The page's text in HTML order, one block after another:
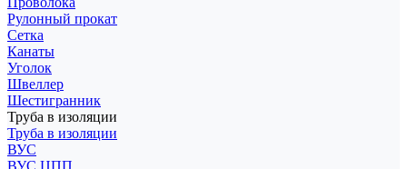
Рулонный прокат
Сетка
Канаты
Уголок
Швеллер
Шестигранник
Труба в изоляции
Труба в изоляции
ВУС
ВУС ЦПП